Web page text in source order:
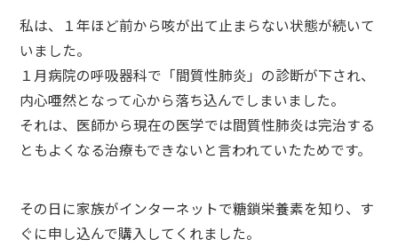
私は、１年ほど前から咳が出て止まらない状態が続いて
いました。
１月病院の呼吸器科で「間質性肺炎」の診断が下され、
内心唖然となって心から落ち込んでしまいました。
それは、医師から現在の医学では間質性肺炎は完治する
ともよくなる治療もできないと言われていたためです。
その日に家族がインターネットで糖鎖栄養素を知り、す
ぐに申し込んで購入してくれました。